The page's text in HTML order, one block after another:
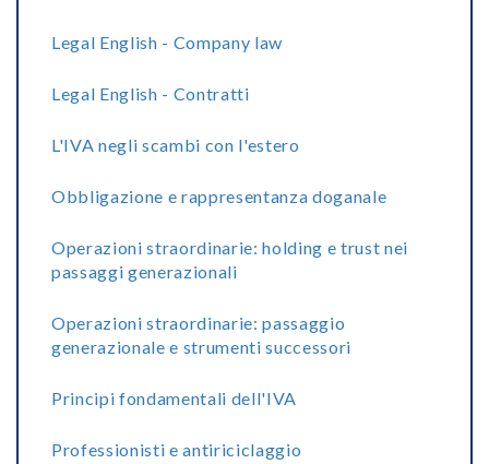
Legal English - Company law
Legal English - Contratti
L'IVA negli scambi con l'estero
Obbligazione e rappresentanza doganale
Operazioni straordinarie: holding e trust nei
passaggi generazionali
Operazioni straordinarie: passaggio
generazionale e strumenti successori
Principi fondamentali dell'IVA
Professionisti e antiriciclaggio